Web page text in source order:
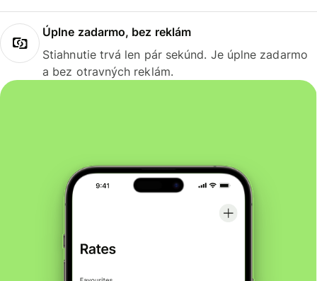
Úplne zadarmo, bez reklám
Stiahnutie trvá len pár sekúnd. Je úplne zadarmo
a bez otravných reklám.